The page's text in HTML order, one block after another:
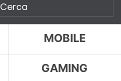
Cerca
MOBILE
GAMING